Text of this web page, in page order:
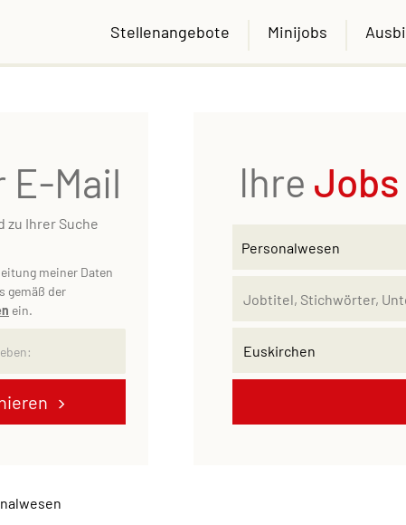
Stellenangebote Minijobs
E-Mail
zu Ihrer Suche
meiner Daten
gemäß der
ein.
Ihre Jobs